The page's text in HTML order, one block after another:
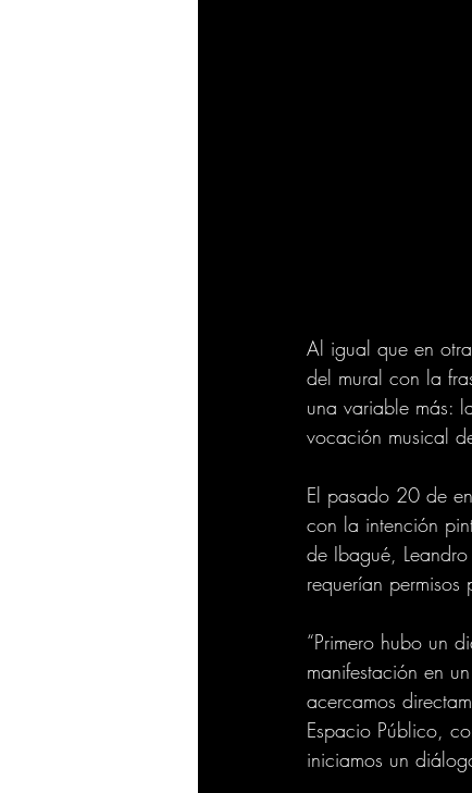
Al igual que en
del mural con la
una variable más:
vocación musical
El pasado 20 de
con la intención
de Ibagué,
requerían
“Primero hubo un
manifestación en
acercamos
Espacio Público,
iniciamos un